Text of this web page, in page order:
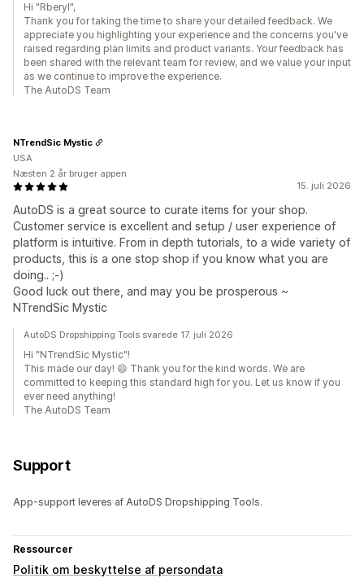
Hi "Rberyl",
Thank you for taking the time to share your detailed feedback. We
appreciate you highlighting your experience and the concerns you've
raised regarding plan limits and product variants. Your feedback has
been shared with the relevant team for review, and we value your input
as we continue to improve the experience.
The AutoDS Team
15. juli 2026
AutoDS is a great source to curate items for your shop.
Customer service is excellent and setup / user experience of
platform is intuitive. From in depth tutorials, to a wide variety of
products, this is a one stop shop if you know what you are
doing.. ;-)
Good luck out there, and may you be prosperous ~
NTrendSic Mystic
NTrendSic Mystic
USA
Næsten 2 år bruger appen
AutoDS Dropshipping Tools svarede 17. juli 2026
Hi "NTrendSic Mystic"!
This made our day! 😄 Thank you for the kind words. We are
committed to keeping this standard high for you. Let us know if you
ever need anything!
The AutoDS Team
Support
App-support leveres af AutoDS Dropshipping Tools.
Ressourcer
Politik om beskyttelse af persondata